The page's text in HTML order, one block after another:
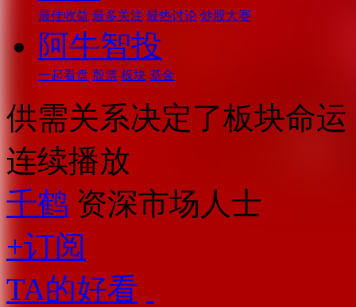
最佳收益 最多关注 最热讨论 炒股大赛
阿牛智投
一起看盘 股票 板块 基金
供需关系决定了板块命运
连续播放
千鹤 资深市场人士
+订阅
TA的好看